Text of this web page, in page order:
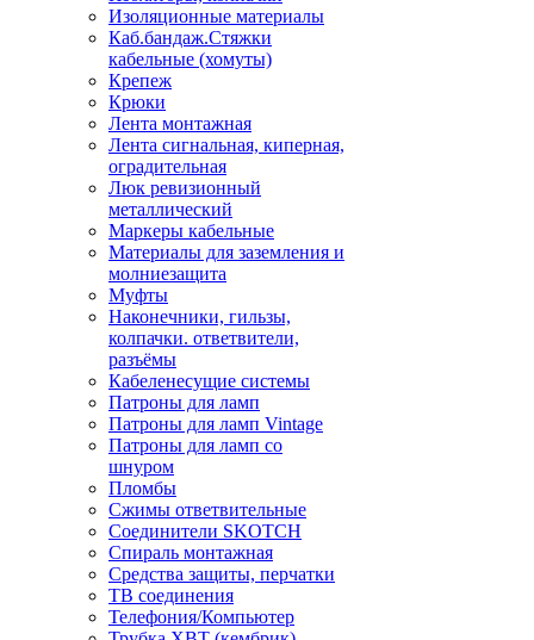
Изоляционные материалы
Каб.бандаж.Стяжки
кабельные (хомуты)
Крепеж
Крюки
Лента монтажная
Лента сигнальная, киперная,
оградительная
Люк ревизионный
металлический
Маркеры кабельные
Материалы для заземления и
молниезащита
Муфты
Наконечники, гильзы,
колпачки. ответвители,
разъёмы
Кабеленесущие системы
Патроны для ламп
Патроны для ламп Vintage
Патроны для ламп со
шнуром
Пломбы
Сжимы ответвительные
Соединители SKOTCH
Спираль монтажная
Средства защиты, перчатки
ТВ соединения
Телефония/Компьютер